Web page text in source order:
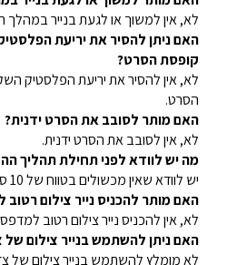
לא, אין למשוך או לגעת בנייר
האם ניתן להסיר את יריעת
קופסת הסרט?
לא, אין להסיר את יריעת הפלסטיק
הסרט.
האם מותר לסובב את הסרט ידנית?
לא, אין לסובב את הסרט ידנית.
מה יש לוודא לפני תחילת תהליך
יש לוודא שאין מכשולים בטווח של 10 ס"מ לפני המדפסת.
האם מותר להכניס נייר צילום
לא, אין להכניס נייר צילום רטוב
האם ניתן להשתמש בנייר צילום של
לא מומלץ להשתמש בנייר צילום של